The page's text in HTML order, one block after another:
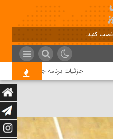
نصب کنید.
جزئیات برنامه جامع تامین